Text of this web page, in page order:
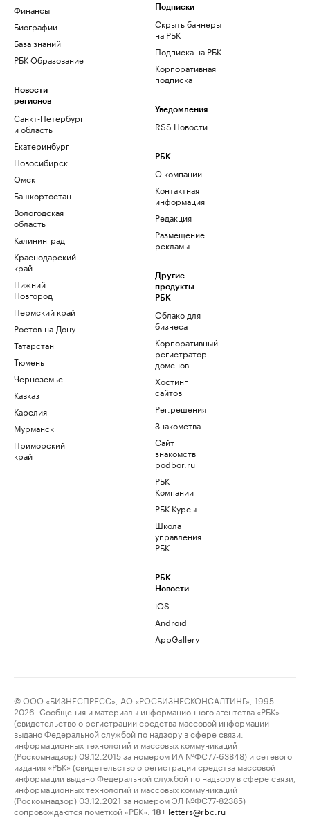
Финансы
Биографии
База знаний
РБК Образование
Новости
регионов
Санкт-Петербург
и область
Екатеринбург
Новосибирск
Омск
Башкортостан
Вологодская
область
Калининград
Краснодарский
край
Нижний
Новгород
Пермский край
Ростов-на-Дону
Татарстан
Тюмень
Черноземье
Кавказ
Карелия
Мурманск
Приморский
край
Подписки
Скрыть баннеры
на РБК
Подписка на РБК
Корпоративная
подписка
Уведомления
RSS Новости
РБК
О компании
Контактная
информация
Редакция
Размещение
рекламы
Другие
продукты
РБК
Облако для
бизнеса
Корпоративный
регистратор
доменов
Хостинг
сайтов
Рег.решения
Знакомства
Сайт
знакомств
podbor.ru
РБК
Компании
РБК Курсы
Школа
управления
РБК
РБК
Новости
iOS
Android
AppGallery
© ООО «БИЗНЕСПРЕСС», АО «РОСБИЗНЕСКОНСАЛТИНГ», 1995–
2026. Сообщения и материалы информационного агентства «РБК»
(свидетельство о регистрации средства массовой информации
выдано Федеральной службой по надзору в сфере связи,
информационных технологий и массовых коммуникаций
(Роскомнадзор) 09.12.2015 за номером ИА №ФС77-63848) и сетевого
издания «РБК» (свидетельство о регистрации средства массовой
информации выдано Федеральной службой по надзору в сфере связи,
информационных технологий и массовых коммуникаций
(Роскомнадзор) 03.12.2021 за номером ЭЛ №ФС77-82385)
сопровождаются пометкой «РБК».
18+ letters@rbc.ru